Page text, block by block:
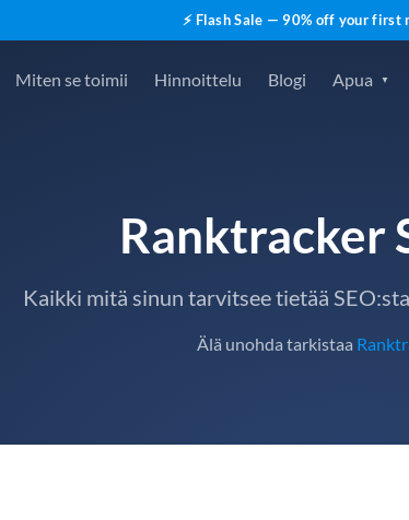
⚡ Flash Sale — 90% off your first
Miten se toimii Hinnoittelu Blogi Apua
Ranktracker
Kaikki mitä sinun tarvitsee tietää
Älä unohda tarkistaa